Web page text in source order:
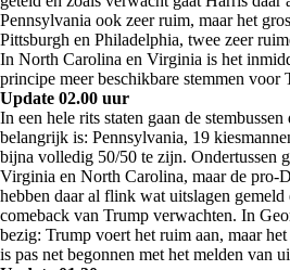
Pennsylvania ook zeer ruim, maar het
Pittsburgh en Philadelphia, twee zeer
In North Carolina en Virginia is het
principe meer beschikbare stemmen voor
Update 02.00 uur
In een hele rits staten gaan de
belangrijk is: Pennsylvania, 19
bijna volledig 50/50 te zijn. Ondertussen
Virginia en North Carolina, maar de pro-
hebben daar al flink wat uitslagen gemeld
comeback van Trump verwachten. In
bezig: Trump voert het ruim aan, maar
is pas net begonnen met het melden van